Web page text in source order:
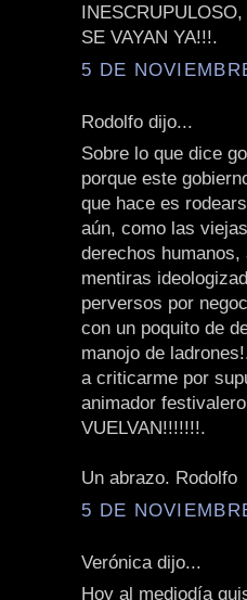
SE VAYAN YA!!!.
5 DE
Rodolfo dijo...
Sobre lo que dice
porque este
que hace es
aún, como las
derechos
mentiras
perversos por
con un poquito de
manojo de
a criticarme por
animador
VUELVAN!!!!!!!.
Un abrazo. Rodolfo
5 DE
Verónica dijo...
Hoy al mediodía